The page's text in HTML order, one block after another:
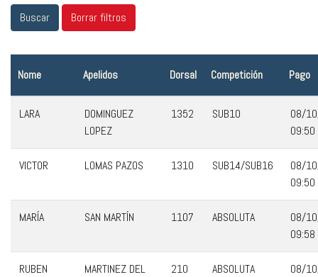
Nome Apelidos Dorsal Competición Pago
LARA
DOMINGUEZ
LOPEZ
1352 SUB10
08/
09:50
VICTOR LOMAS PAZOS 1310 SUB14/SUB16
08/
09:50
MARÍA SAN MARTÍN 1107 ABSOLUTA
08/
09:58
RUBEN
MARTINEZ DEL
210 ABSOLUTA
08/